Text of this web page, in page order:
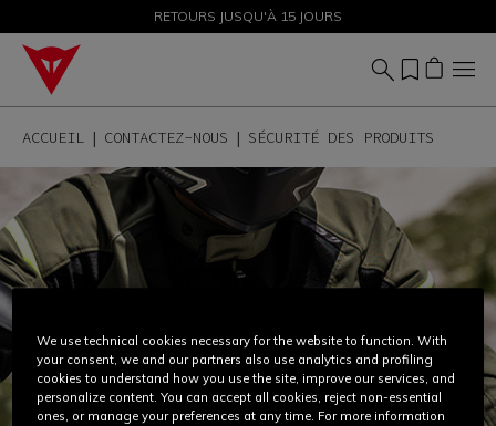
SOLDES JUSQU'À-50 % – ACHETEZ MAINTENANT
RETOURS JUSQU'À 15 JOURS
ACCUEIL CONTACTEZ-NOUS SÉCURITÉ DES PRODUITS
We use technical cookies necessary for the website to function. With
your consent, we and our partners also use analytics and profiling
cookies to understand how you use the site, improve our services, and
personalize content. You can accept all cookies, reject non-essential
ones, or manage your preferences at any time. For more information